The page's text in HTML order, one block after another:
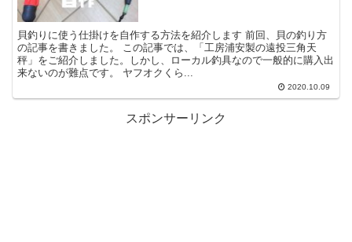
貝釣りに使う仕掛けを自作する方法を紹介します 前回、貝の釣り方
の記事を書きました。 この記事では、「工房浦安製の遠投三角天
秤」をご紹介しました。しかし、ローカル釣具なので一般的に購入出
来ないのが難点です。 ヤフオクくら...
2020.10.09
スポンサーリンク